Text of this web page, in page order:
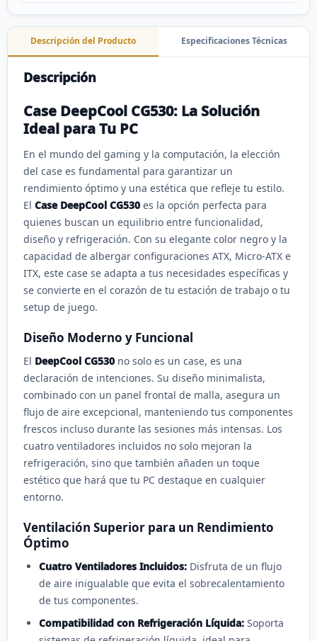
Descripción del Producto Especificaciones Técnicas
Descripción
Case DeepCool CG530: La Solución
Ideal para Tu PC
En el mundo del gaming y la computación, la elección
del case es fundamental para garantizar un
rendimiento óptimo y una estética que refleje tu estilo.
El Case DeepCool CG530 es la opción perfecta para
quienes buscan un equilibrio entre funcionalidad,
diseño y refrigeración. Con su elegante color negro y la
capacidad de albergar configuraciones ATX, Micro-ATX e
ITX, este case se adapta a tus necesidades específicas y
se convierte en el corazón de tu estación de trabajo o tu
setup de juego.
Diseño Moderno y Funcional
El DeepCool CG530 no solo es un case, es una
declaración de intenciones. Su diseño minimalista,
combinado con un panel frontal de malla, asegura un
flujo de aire excepcional, manteniendo tus componentes
frescos incluso durante las sesiones más intensas. Los
cuatro ventiladores incluidos no solo mejoran la
refrigeración, sino que también añaden un toque
estético que hará que tu PC destaque en cualquier
entorno.
Ventilación Superior para un Rendimiento
Óptimo
Cuatro Ventiladores Incluidos: Disfruta de un flujo
de aire inigualable que evita el sobrecalentamiento
de tus componentes.
Compatibilidad con Refrigeración Líquida: Soporta